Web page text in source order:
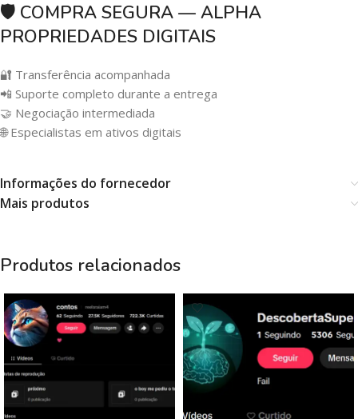
🛡️ COMPRA SEGURA — ALPHA
PROPRIEDADES DIGITAIS
🔐 Transferência acompanhada
📲 Suporte completo durante a entrega
🤝 Negociação intermediada
🌐 Especialistas em ativos digitais
Informações do fornecedor
Mais produtos
Produtos relacionados